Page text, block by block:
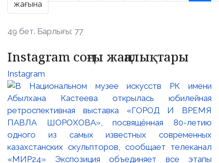
жағына
49 бет. Барлығы: 77
Instagram соңғы жаңалықтары
Instagram